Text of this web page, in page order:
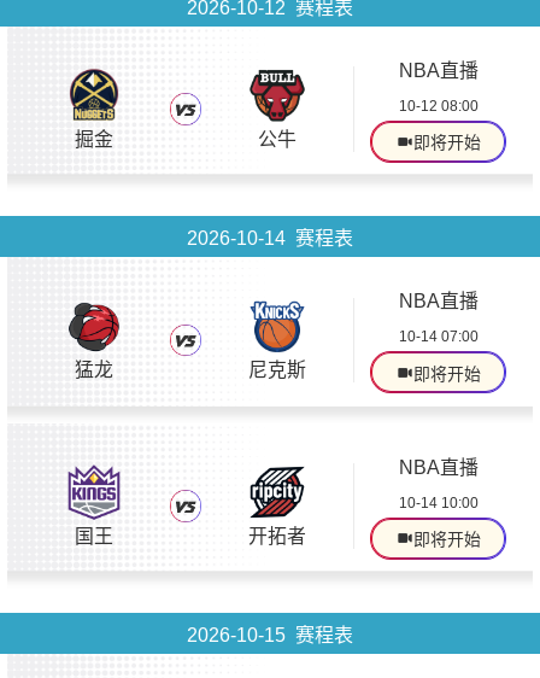
2026-10-12 赛程表
掘金 公牛
NBA直播
10-12 08:00
即将开始
2026-10-14 赛程表
猛龙 尼克斯
NBA直播
10-14 07:00
即将开始
国王 开拓者
NBA直播
10-14 10:00
即将开始
2026-10-15 赛程表